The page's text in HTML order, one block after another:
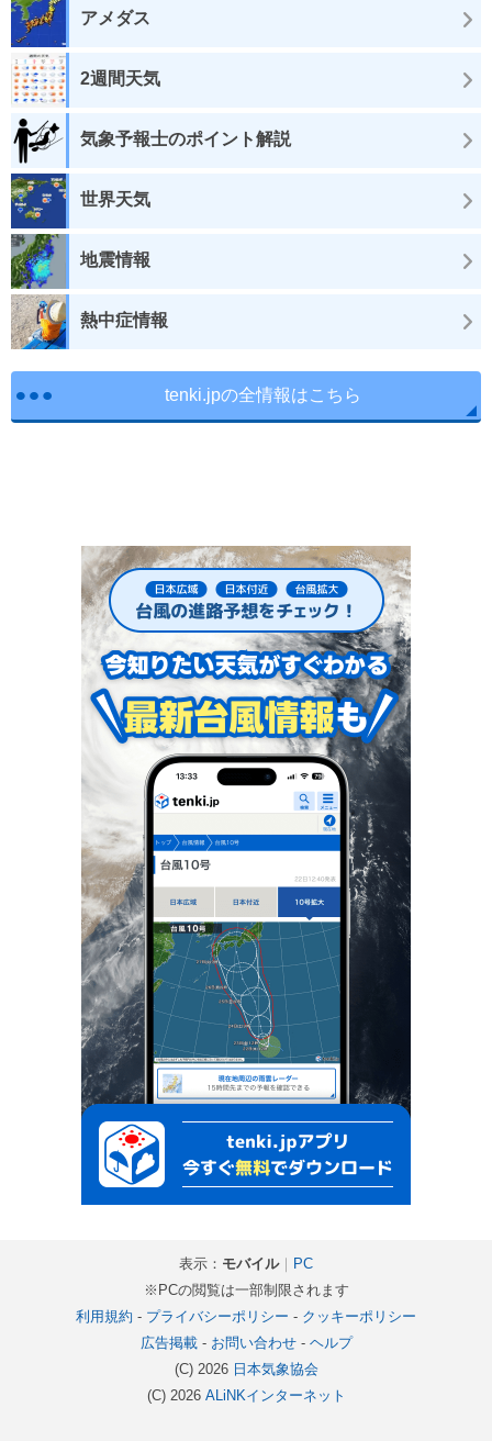
アメダス
2週間天気
気象予報士のポイント解説
世界天気
地震情報
熱中症情報
tenki.jpの全情報はこちら
表示： モバイル｜
PC
※PCの閲覧は一部制限されます
利用規約 - プライバシーポリシー - クッキーポリシー
広告掲載- お問い合わせ- ヘルプ
(C) 2026 日本気象協会
(C) 2026 ALiNKインターネット